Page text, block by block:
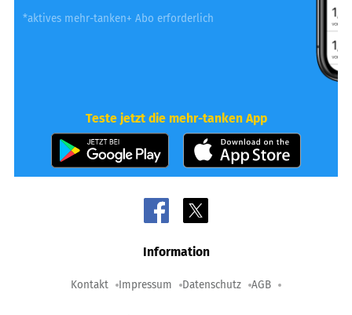
*aktives mehr-tanken+ Abo erforderlich
Teste jetzt die mehr-tanken App
Information
Kontakt Impressum Datenschutz AGB